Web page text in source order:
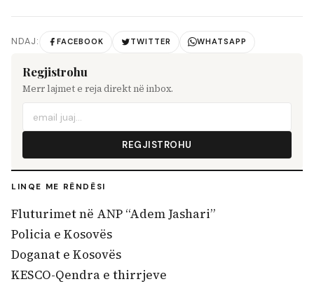
NDAJ: FACEBOOK TWITTER WHATSAPP
Regjistrohu
Merr lajmet e reja direkt në inbox.
REGJISTROHU
LINQE ME RËNDËSI
Fluturimet në ANP “Adem Jashari”
Policia e Kosovës
Doganat e Kosovës
KESCO-Qendra e thirrjeve